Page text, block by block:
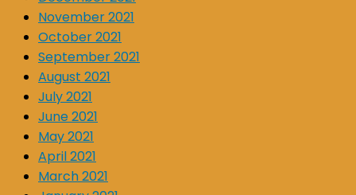
November 2021
October 2021
September 2021
August 2021
July 2021
June 2021
May 2021
April 2021
March 2021